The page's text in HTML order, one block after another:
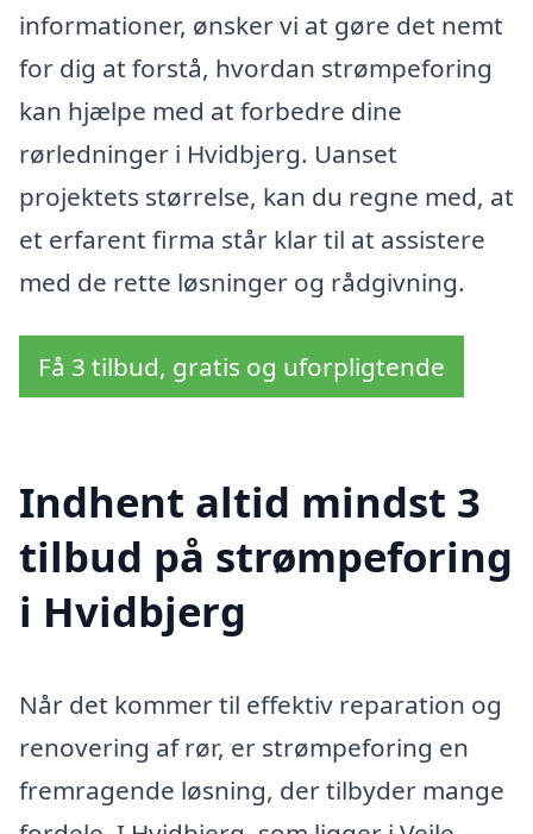
informationer, ønsker vi at gøre det nemt
for dig at forstå, hvordan strømpeforing
kan hjælpe med at forbedre dine
rørledninger i Hvidbjerg. Uanset
projektets størrelse, kan du regne med, at
et erfarent firma står klar til at assistere
med de rette løsninger og rådgivning.
Få 3 tilbud, gratis og uforpligtende
Indhent altid mindst 3
tilbud på strømpeforing
i Hvidbjerg
Når det kommer til effektiv reparation og
renovering af rør, er strømpeforing en
fremragende løsning, der tilbyder mange